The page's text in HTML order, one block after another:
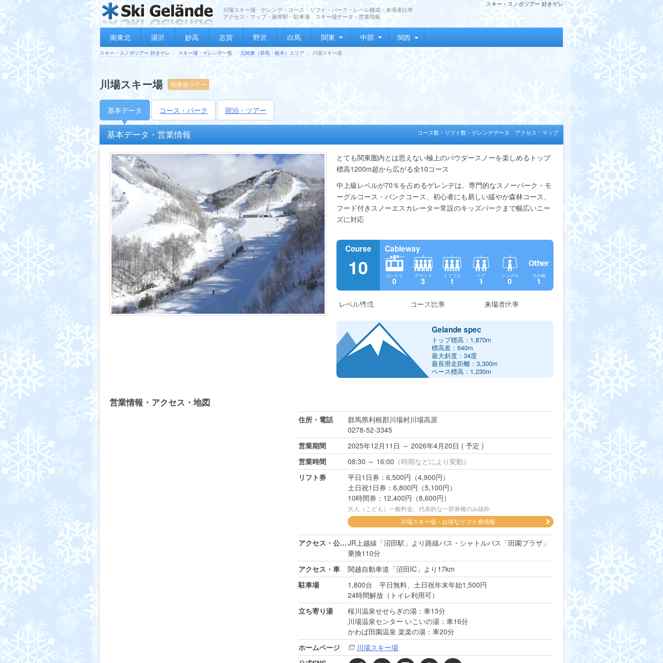
スキー・スノボツアー 好きゲレ
川場スキー場 ゲレンデ・コース・リフト・パーク・レベル構成・来場者比率
アクセス・マップ・最寄駅・駐車場 スキー場データ・営業情報
南東北 湯沢 妙高 志賀 野沢 白馬 関東 中部 関西
スキー・スノボツアー 好きゲレ スキー場・ゲレンデ一覧 北関東（群馬・栃木）エリア 川場スキー場
川場スキー場 関東発ツアー
基本データ コース・パーク 宿泊・ツアー
基本データ・営業情報 コース数・リフト数・ゲレンデデータ アクセス・マップ
とても関東圏内とは思えない極上のパウダースノーを楽しめるトップ
標高1200m超から広がる全10コース
中上級レベルが70％を占めるゲレンデは、専門的なスノーパーク・モ
ーグルコース・バンクコース、初心者にも易しい緩やか森林コース、
フード付きスノーエスカレーター常設のキッズパークまで幅広いニー
ズに対応
Course
10
Cableway
ゴンドラ
0
クワッド
3
トリプル
1
ペア
1
シングル
0
その他
1
レベル構成
中級
上級
コース比率
非圧雪
来場者比率
Skier
Gelande spec
トップ標高：1,870m
標高差：640m
最大斜度：34度
最長滑走距離：3,300m
ベース標高：1,230m
営業情報・アクセス・地図
住所・電話
群馬県利根郡川場村川場高原
0278-52-3345
営業期間
2025年12月11日 ～ 2026年4月20日 ( 予定 )
営業時間
08:30 ～ 16:00 （時期などにより変動）
リフト券
平日1日券：6,500円（4,900円）
土日祝1日券：6,800円（5,100円）
10時間券：12,400円（8,600円）
大人（こども）一般料金、代表的な一部券種のみ抜粋
川場スキー場・お得なリフト券情報
アクセス・公共交通（最寄駅）JR上越線「沼田駅」より路線バス・シャトルバス「田園プラザ」
乗換110分
アクセス・車
関越自動車道「沼田IC」より17km
駐車場
1,800台 平日無料、土日祝年末年始1,500円
24時間解放（トイレ利用可）
立ち寄り湯
桜川温泉せせらぎの湯：車13分
川場温泉センター いこいの湯：車16分
かわば田園温泉 楽楽の湯：車20分
ホームページ
川場スキー場